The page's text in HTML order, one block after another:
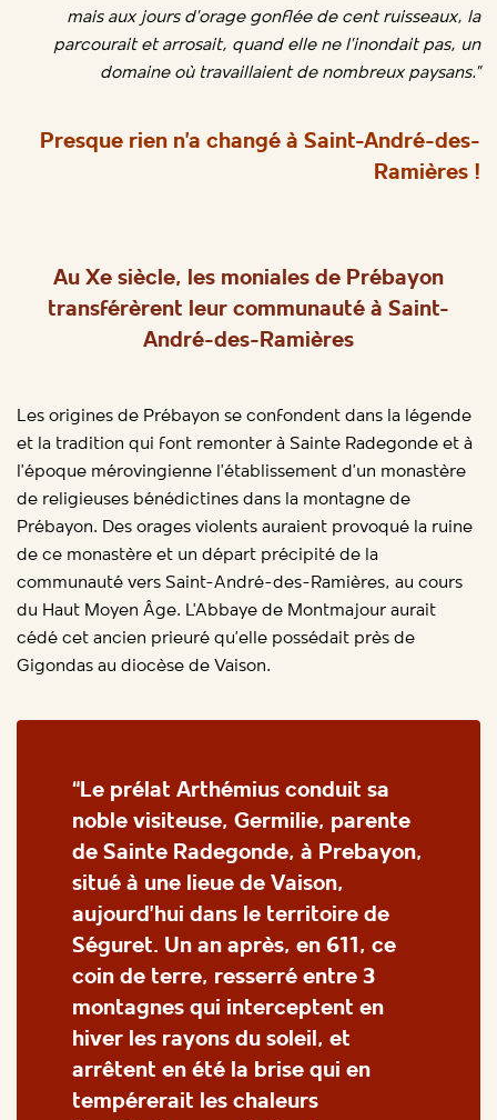
mais aux jours d’orage gonflée de cent ruisseaux, la
parcourait et arrosait, quand elle ne l’inondait pas, un
domaine où travaillaient de nombreux paysans.”
Presque rien n’a changé à Saint-André-des-
Ramières !
Au Xe siècle, les moniales de Prébayon
transférèrent leur communauté à Saint-
André-des-Ramières
Les origines de Prébayon se confondent dans la légende
et la tradition qui font remonter à Sainte Radegonde et à
l’époque mérovingienne l’établissement d’un monastère
de religieuses bénédictines dans la montagne de
Prébayon. Des orages violents auraient provoqué la ruine
de ce monastère et un départ précipité de la
communauté vers Saint-André-des-Ramières, au cours
du Haut Moyen Âge. L’Abbaye de Montmajour aurait
cédé cet ancien prieuré qu’elle possédait près de
Gigondas au diocèse de Vaison.
“Le prélat Arthémius conduit sa
noble visiteuse, Germilie, parente
de Sainte Radegonde, à Prebayon,
situé à une lieue de Vaison,
aujourd’hui dans le territoire de
Séguret. Un an après, en 611, ce
coin de terre, resserré entre 3
montagnes qui interceptent en
hiver les rayons du soleil, et
arrêtent en été la brise qui en
tempérerait les chaleurs